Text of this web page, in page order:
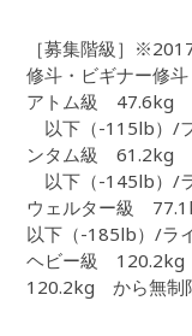
［募集階級］
修斗・ビギナー修
アトム級 47.6kg
以下（-115lb）
ンタム級 61.2kg
以下（-145lb）/
ウェルター級
以下（-185lb）/
ヘビー級 120.2kg
120.2kg から無制